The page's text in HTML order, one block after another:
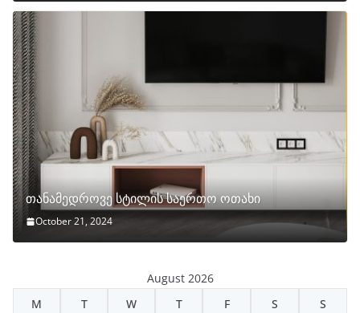
თანამედროვე სტილის საერთო ოთახი
October 21, 2024
August 2026
M
T W T F S S